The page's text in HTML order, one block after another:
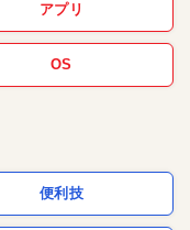
アプリ
OS
便利技